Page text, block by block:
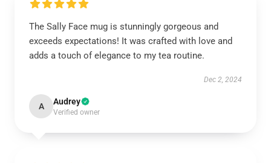
The Sally Face mug is stunningly gorgeous and
exceeds expectations! It was crafted with love and
adds a touch of elegance to my tea routine.
Dec 2, 2024
A Audrey
Verified owner